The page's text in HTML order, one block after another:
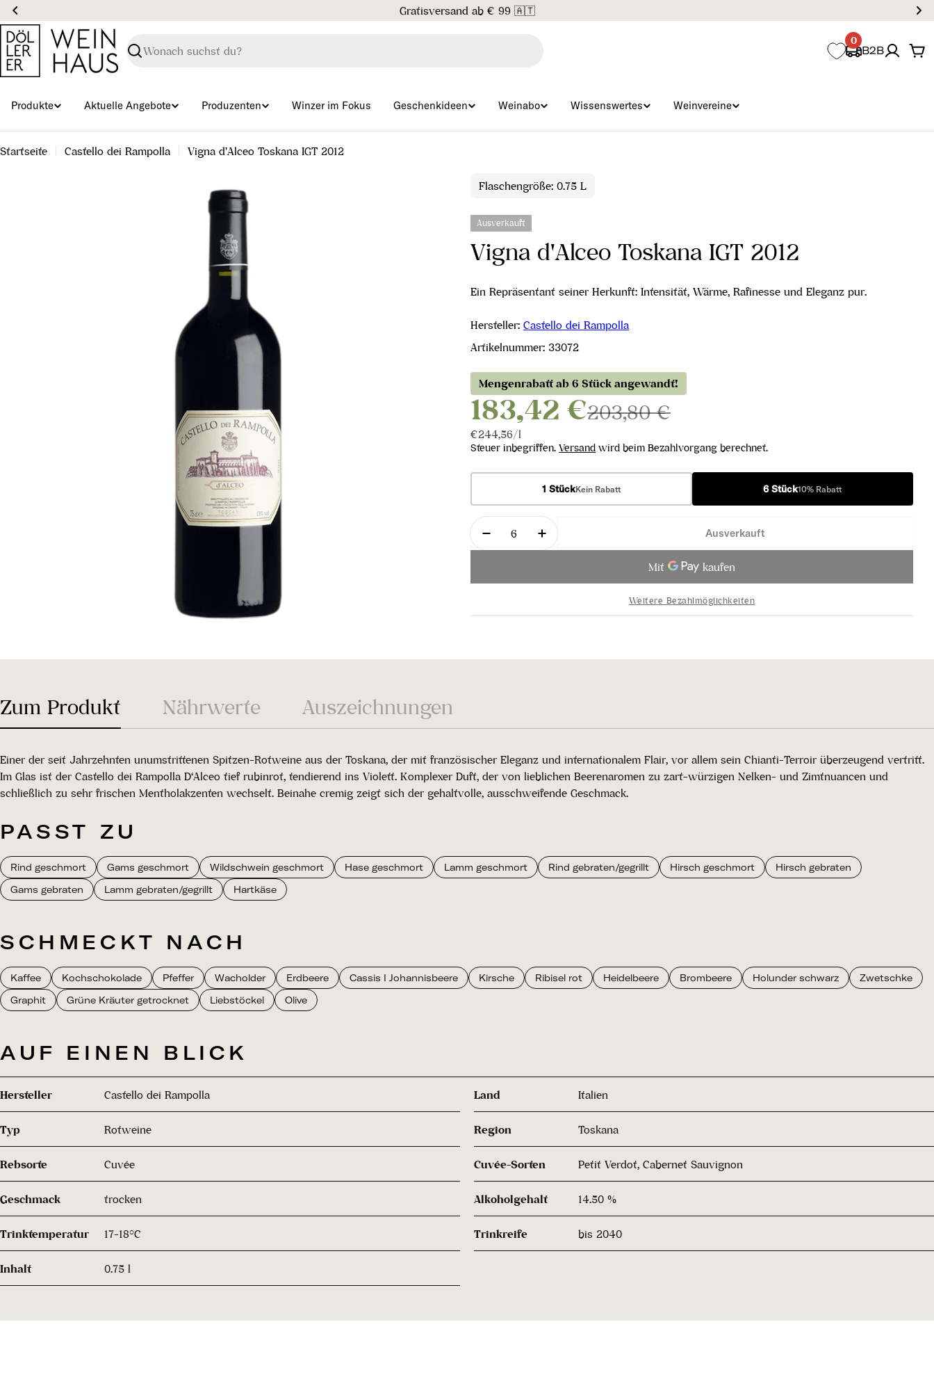
Zum
Inhalt
springen
Gratisversand ab € 99 🇦🇹
Suchen
0
B2B
Produkte Aktuelle Angebote Produzenten Winzer im Fokus Geschenkideen Weinabo Wissenswertes Weinvereine
Startseite Castello dei Rampolla Vigna d'Alceo Toskana IGT 2012
Flaschengröße: 0.75 L
Ausverkauft
Vigna d'Alceo Toskana IGT 2012
Ein Repräsentant seiner Herkunft: Intensität, Wärme, Rafinesse und Eleganz pur.
Hersteller: Castello dei Rampolla
Artikelnummer: 33072
Mengenrabatt ab 6 Stück angewandt!
183,42 €203,80 €
Stückpreis
€244,56/pro
l
Steuer inbegriffen. Versand wird beim Bezahlvorgang berechnet.
1 StückKein Rabatt 6 Stück10% Rabatt
Menge
Menge für Vigna d&#39;Alceo Toskana IGT 2012 verringern
Menge für Vigna d&#39;Alceo Toskana IGT 2012 erhöhen
Ausverkauft
Weitere Bezahlmöglichkeiten
Zum Produkt Nährwerte Auszeichnungen
Einer der seit Jahrzehnten unumstrittenen Spitzen-Rotweine aus der Toskana, der mit französischer Eleganz und internationalem Flair, vor allem sein Chianti-Terroir überzeugend vertritt.
Im Glas ist der Castello dei Rampolla D‘Alceo tief rubinrot, tendierend ins Violett. Komplexer Duft, der von lieblichen Beerenaromen zu zart-würzigen Nelken- und Zimtnuancen und
schließlich zu sehr frischen Mentholakzenten wechselt. Beinahe cremig zeigt sich der gehaltvolle, ausschweifende Geschmack.
PASST ZU
Rind geschmort Gams geschmort Wildschwein geschmort Hase geschmort Lamm geschmort Rind gebraten/gegrillt Hirsch geschmort
Hirsch gebraten
Gams gebraten
Lamm gebraten/gegrillt Hartkäse
SCHMECKT NACH
Kaffee Kochschokolade Pfeffer Wacholder Erdbeere Cassis I Johannisbeere Kirsche Ribisel rot Heidelbeere Brombeere Holunder schwarz
Zwetschke
Graphit
Grüne Kräuter getrocknet Liebstöckel Olive
AUF EINEN BLICK
Hersteller Castello dei Rampolla Land Italien
Typ Rotweine Region Toskana
Rebsorte Cuvée Cuvée-Sorten Petit Verdot, Cabernet Sauvignon
Geschmack trocken Alkoholgehalt 14.50 %
Trinktemperatur 17-18°C Trinkreife bis 2040
Inhalt 0.75 l